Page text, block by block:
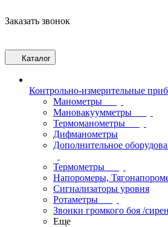
Заказать звонок
Каталог
Контрольно-измерительные
Манометры
Мановакуумметры
Термоманометры
Дифманометры
Дополнительное
Термометры
Напоромеры,
Сигнализаторы уровня
Ротаметры
Звонки громкого боя /
Еще